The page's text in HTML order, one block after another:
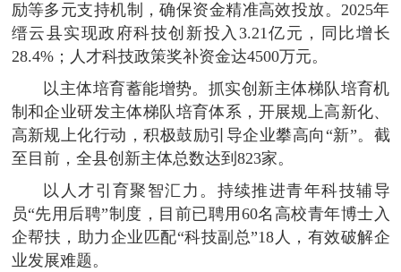
励等多元支持机制，确保资金精准高效投放。2025年
缙云县实现政府科技创新投入3.21亿元，同比增长
28.4%；人才科技政策奖补资金达4500万元。
以主体培育蓄能增势。抓实创新主体梯队培育机
制和企业研发主体梯队培育体系，开展规上高新化、
高新规上化行动，积极鼓励引导企业攀高向“新”。截
至目前，全县创新主体总数达到823家。
以人才引育聚智汇力。持续推进青年科技辅导
员“先用后聘”制度，目前已聘用60名高校青年博士入
企帮扶，助力企业匹配“科技副总”18人，有效破解企
业发展难题。